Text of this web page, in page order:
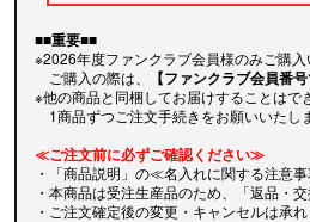
■■重要■■
※2026年度ファンクラブ会員様のみご購入
ご購入の際は、
【ファンクラブ会員番
※他の商品と同梱してお届けすることはで
1商品ずつご注文手続きをお願いいたしま
≪ご注文前に必ずご確認ください≫
・「商品説明」の≪名入れに関する注意
・本商品は受注生産品のため、「返品・交
・ご注文確定後の変更・キャンセルは承れ